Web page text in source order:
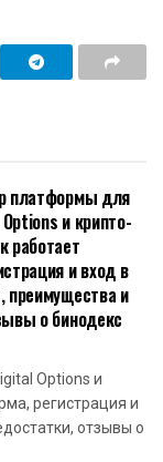
платформы для
и крипто-
работает
и вход в
преимущества и
о бинодекс
Options и
регистрация и
отзывы о